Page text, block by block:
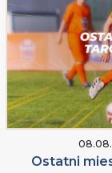
Ostatni